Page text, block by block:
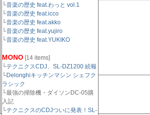
└音楽の歴史 feat.わっと vol.1
└音楽の歴史 feat.icco
└音楽の歴史 feat.akko
└音楽の歴史 feat.yujiro
└音楽の歴史 feat.YUKIKO
MONO [14 items]
└テクニクスCDJ、SL-DZ1200 続報
└Delonghiキッチンマシン シェフク
ラシック
└最強の掃除機・ダイソンDC-05購
入記
└テクニクスのCDJついに発表！SL-